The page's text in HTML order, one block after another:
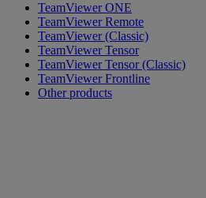
TeamViewer ONE
TeamViewer Remote
TeamViewer (Classic)
TeamViewer Tensor
TeamViewer Tensor (Classic)
TeamViewer Frontline
Other products